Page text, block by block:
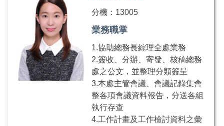
分機：13005
業務職掌
1.協助總務長綜理全處業務
2.簽收、分辦、寄發、核稿總務
處之公文，並整理分類簽呈
3.本處主管會議、會議記錄集會
整各項會議資料報告，分送各組
執行存查
4.工作計畫及工作檢討資料之彙